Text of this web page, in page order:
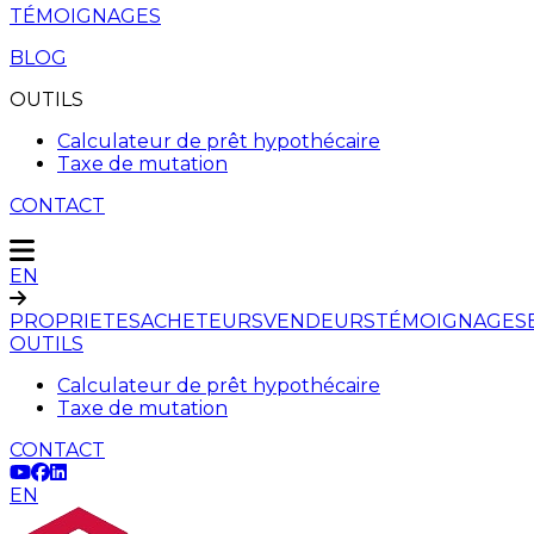
TÉMOIGNAGES
BLOG
OUTILS
Calculateur de prêt hypothécaire
Taxe de mutation
CONTACT
EN
PROPRIETESACHETEURSVENDEURSTÉMOIGNAGES
OUTILS
Calculateur de prêt hypothécaire
Taxe de mutation
CONTACT
EN